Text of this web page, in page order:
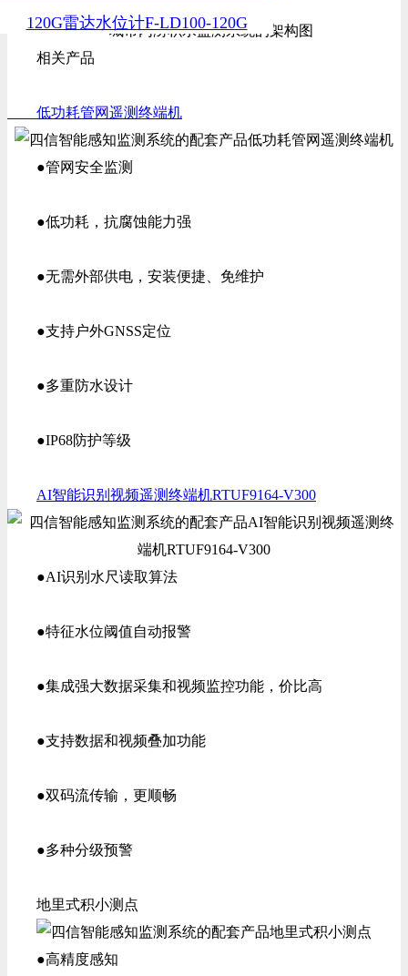
120G雷达水位计F-LD100-120G
相关产品
低功耗管网遥测终端机
●管网安全监测
●低功耗，抗腐蚀能力强
●无需外部供电，安装便捷、免维护
●支持户外GNSS定位
●多重防水设计
●IP68防护等级
AI智能识别视频遥测终端机RTUF9164-V300
●AI识别水尺读取算法
●特征水位阈值自动报警
●集成强大数据采集和视频监控功能，价比高
●支持数据和视频叠加功能
●双码流传输，更顺畅
●多种分级预警
地里式积小测点
●高精度感知